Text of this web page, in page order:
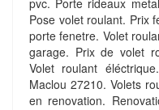
pvc. Porte rideaux
Pose volet roulant. Prix
porte fenetre. Volet
garage. Prix de volet
Volet roulant
Maclou 27210. Volets
en renovation.